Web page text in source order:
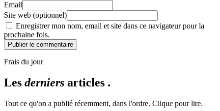
Email
Site web (optionnel)
Enregistrer mon nom, email et site dans ce navigateur pour la
prochaine fois.
Publier le commentaire
Frais du jour
Les derniers articles .
Tout ce qu'on a publié récemment, dans l'ordre. Clique pour lire.